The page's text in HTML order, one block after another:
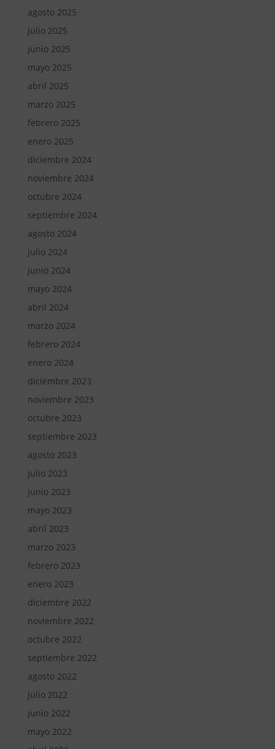
agosto 2025
julio 2025
junio 2025
mayo 2025
abril 2025
marzo 2025
febrero 2025
enero 2025
diciembre 2024
noviembre 2024
octubre 2024
septiembre 2024
agosto 2024
julio 2024
junio 2024
mayo 2024
abril 2024
marzo 2024
febrero 2024
enero 2024
diciembre 2023
noviembre 2023
octubre 2023
septiembre 2023
agosto 2023
julio 2023
junio 2023
mayo 2023
abril 2023
marzo 2023
febrero 2023
enero 2023
diciembre 2022
noviembre 2022
octubre 2022
septiembre 2022
agosto 2022
julio 2022
junio 2022
mayo 2022